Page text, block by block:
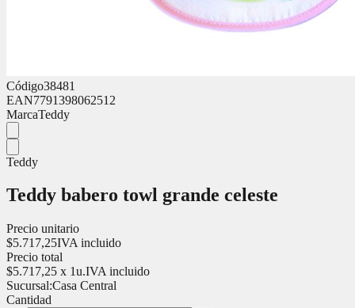
Código38481
EAN7791398062512
MarcaTeddy
Teddy
Teddy babero towl grande celeste
Precio unitario
$5.717,25IVA incluido
Precio total
$5.717,25 x 1u.IVA incluido
Sucursal:Casa Central
Cantidad